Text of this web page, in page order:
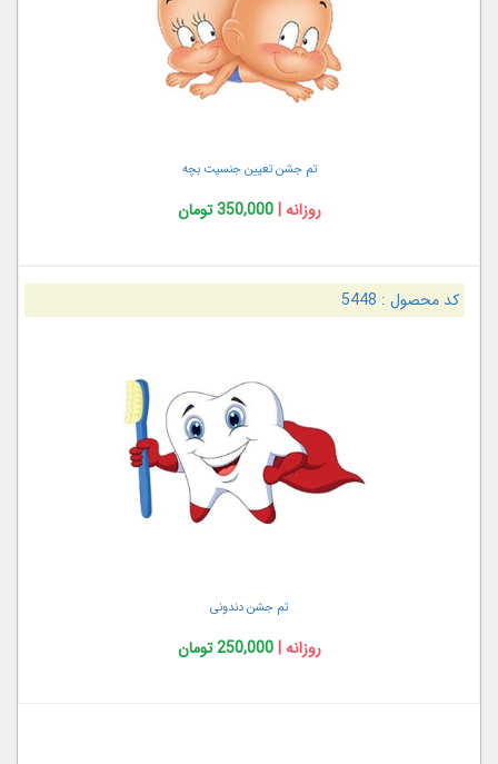
تم جشن تعیین جنسیت بچه
روزانه |350,000 تومان
کد محصول : 5448
تم جشن دندونی
روزانه |250,000 تومان